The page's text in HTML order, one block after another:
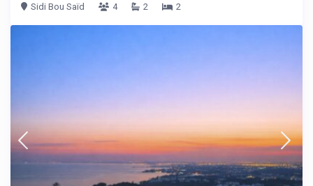
Sidi Bou Saïd
4 2 2